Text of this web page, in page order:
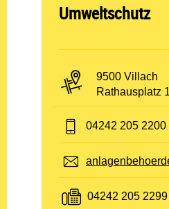
Umweltschutz
PLZ und Ort:
9500 Villach
Adresse:
Rathausplatz 1
Telefon:
04242 205 2200
E-Mail:
Fax:
04242 205 2299